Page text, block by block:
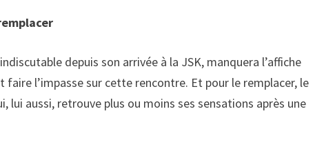
depuis son arrivée à la JSK, manquera l’affiche
faire l’impasse sur cette rencontre. Et pour le remplacer, le
lui aussi, retrouve plus ou moins ses sensations après une